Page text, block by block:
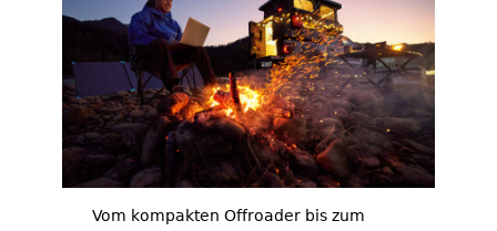
Vom kompakten Offroader bis zum